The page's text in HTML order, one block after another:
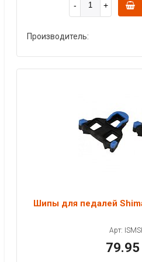
Производитель:
Шипы для педалей
Арт:
79.95